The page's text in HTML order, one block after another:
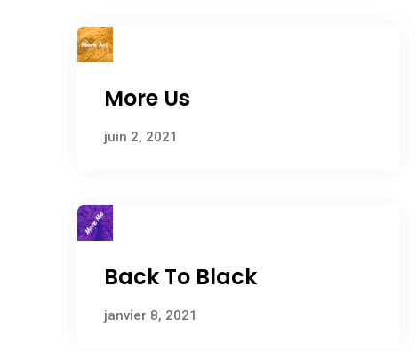
More Us
juin 2, 2021
Back To Black
janvier 8, 2021